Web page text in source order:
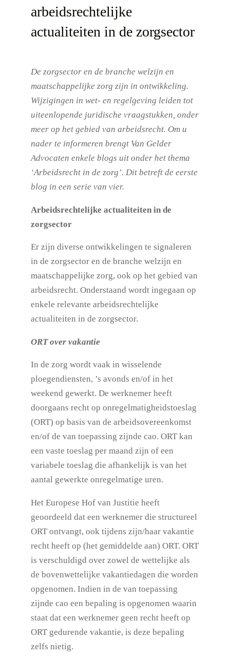
arbeidsrechtelijke
actualiteiten in de zorgsector
De zorgsector en de branche welzijn en
maatschappelijke zorg zijn in ontwikkeling.
Wijzigingen in wet- en regelgeving leiden tot
uiteenlopende juridische vraagstukken, onder
meer op het gebied van arbeidsrecht. Om u
nader te informeren brengt Van Gelder
Advocaten enkele blogs uit onder het thema
‘Arbeidsrecht in de zorg’. Dit betreft de eerste
blog in een serie van vier.
Arbeidsrechtelijke actualiteiten in de
zorgsector
Er zijn diverse ontwikkelingen te signaleren
in de zorgsector en de branche welzijn en
maatschappelijke zorg, ook op het gebied van
arbeidsrecht. Onderstaand wordt ingegaan op
enkele relevante arbeidsrechtelijke
actualiteiten in de zorgsector.
ORT over vakantie
In de zorg wordt vaak in wisselende
ploegendiensten, ’s avonds en/of in het
weekend gewerkt. De werknemer heeft
doorgaans recht op onregelmatigheidstoeslag
(ORT) op basis van de arbeidsovereenkomst
en/of de van toepassing zijnde cao. ORT kan
een vaste toeslag per maand zijn of een
variabele toeslag die afhankelijk is van het
aantal gewerkte onregelmatige uren.
Het Europese Hof van Justitie heeft
geoordeeld dat een werknemer die structureel
ORT ontvangt, ook tijdens zijn/haar vakantie
recht heeft op (het gemiddelde aan) ORT. ORT
is verschuldigd over zowel de wettelijke als
de bovenwettelijke vakantiedagen die worden
opgenomen. Indien in de van toepassing
zijnde cao een bepaling is opgenomen waarin
staat dat een werknemer geen recht heeft op
ORT gedurende vakantie, is deze bepaling
zelfs nietig.